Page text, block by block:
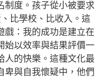
制度。孩子從小被要求
比學校、比收入。這
戲：我的成功是建立在
始以效率與結果評價一
人的快樂。這種文化最
卑與自我懷疑中，他們